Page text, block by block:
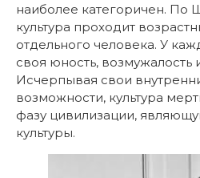
наиболее категоричен. По
культура проходит
отдельного человека. У
своя юность, возмужалость
Исчерпывая свои
возможности, культура
фазу цивилизации,
культуры.